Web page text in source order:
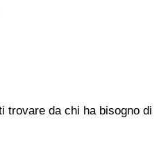
trovare da chi ha bisogno di